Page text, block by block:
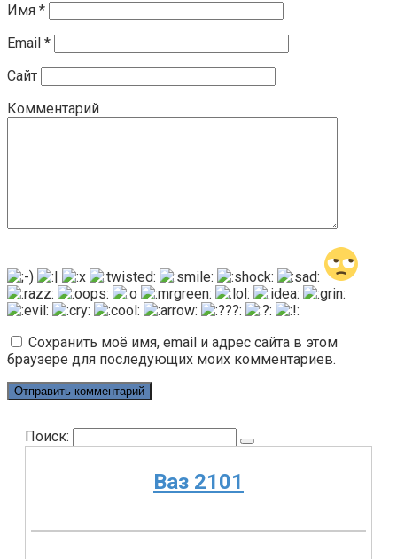
Имя *
Email *
Сайт
Комментарий
Сохранить моё имя, email и адрес сайта в этом
браузере для последующих моих комментариев.
Поиск:
Ваз 2101